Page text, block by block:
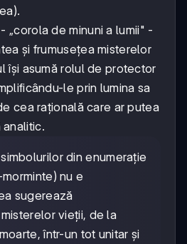
- „corola de minuni a lumii" -
și frumusețea misterelor
își asumă rolul de protector
le prin lumina sa
cea rațională care ar putea
din enumerație
nu e
sugerează
vieții, de la
într-un tot unitar și